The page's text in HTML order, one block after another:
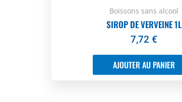
Boissons sans alcool
SIROP DE VERVEINE 1L
7,72 €
AJOUTER AU PANIER